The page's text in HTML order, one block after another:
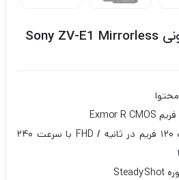
دوربین عکاسی سونی Sony ZV-E1 Mirrorless
– ویدیو: UHD 4K با سرعت ۱۲۰ فریم در ثانیه / FHD با سرعت ۲۴۰